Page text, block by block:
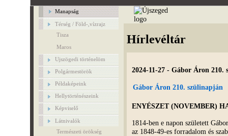
Manapság
Térség / Föld-,vízrajz
Tisza
Maros
Ujszögedi történelöm
Polgármestörök
Példaképeink
Hellytörténészeink
Képviselő
Látnivalók
Természeti örökség
Hírlevéltár
2024-11-27 - Gábor Áron 210.
Gábor Áron 210. szülinapján
ENYÉSZET (NOVEMBER)
1814-ben e napon született
az 1848-49-es forradalom és